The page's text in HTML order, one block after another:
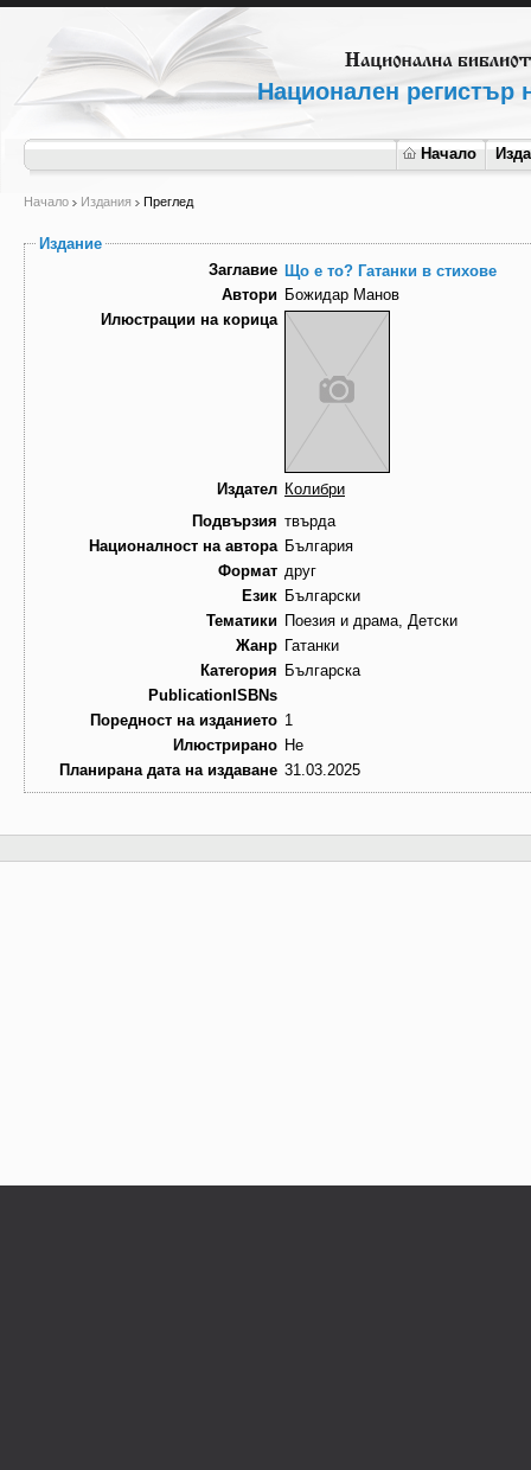
Национален регистър
Начало
Начало Издания Преглед
Издание
Заглавие Що е то? Гатанки в стихове
Автори Божидар Манов
Илюстрации на корица
Издател Колибри
Подвързия твърда
Националност на автора България
Формат друг
Език Български
Тематики Поезия и драма, Детски
Жанр Гатанки
Категория Българска
PublicationISBNs
Поредност на изданието 1
Илюстрирано Не
Планирана дата на издаване 31.03.2025